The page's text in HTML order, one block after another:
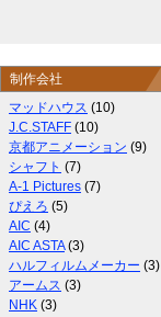
制作会社
マッドハウス (10)
J.C.STAFF (10)
京都アニメーション (9)
シャフト (7)
A-1 Pictures (7)
ぴえろ (5)
AIC (4)
AIC ASTA(3)
ハルフィルムメーカー (3)
アームス (3)
NHK (3)